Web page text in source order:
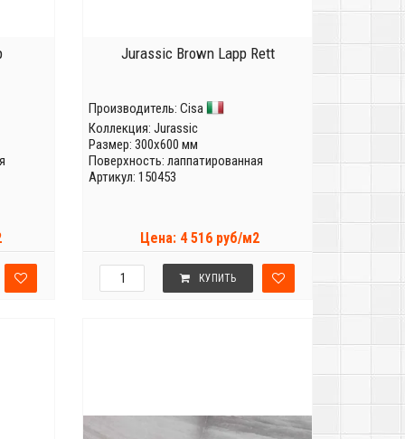
Jurassic Brown Lapp Rett
Производитель: Cisa
Коллекция: Jurassic
Размер: 300x600 мм
Поверхность: лаппатированная
Артикул: 150453
Цена: 4 516 руб/м2
КУПИТЬ